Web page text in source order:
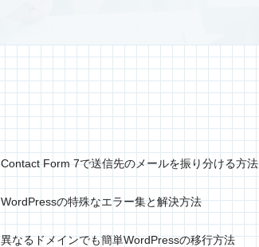
Contact Form 7で送信先のメールを振り分ける方法
WordPressの特殊なエラー集と解決方法
異なるドメインでも簡単WordPressの移行方法